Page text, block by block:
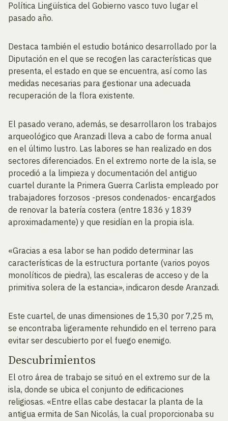
Política Lingüística del Gobierno vasco tuvo lugar el
pasado año.
Destaca también el estudio botánico desarrollado por la
Diputación en el que se recogen las características que
presenta, el estado en que se encuentra, así como las
medidas necesarias para gestionar una adecuada
recuperación de la flora existente.
El pasado verano, además, se desarrollaron los trabajos
arqueológico que Aranzadi lleva a cabo de forma anual
en el último lustro. Las labores se han realizado en dos
sectores diferenciados. En el extremo norte de la isla, se
procedió a la limpieza y documentación del antiguo
cuartel durante la Primera Guerra Carlista empleado por
trabajadores forzosos -presos condenados- encargados
de renovar la batería costera (entre 1836 y 1839
aproximadamente) y que residían en la propia isla.
«Gracias a esa labor se han podido determinar las
características de la estructura portante (varios poyos
monolíticos de piedra), las escaleras de acceso y de la
primitiva solera de la estancia», indicaron desde Aranzadi.
Este cuartel, de unas dimensiones de 15,30 por 7,25 m,
se encontraba ligeramente rehundido en el terreno para
evitar ser descubierto por el fuego enemigo.
Descubrimientos
El otro área de trabajo se situó en el extremo sur de la
isla, donde se ubica el conjunto de edificaciones
religiosas. «Entre ellas cabe destacar la planta de la
antigua ermita de San Nicolás, la cual proporcionaba su